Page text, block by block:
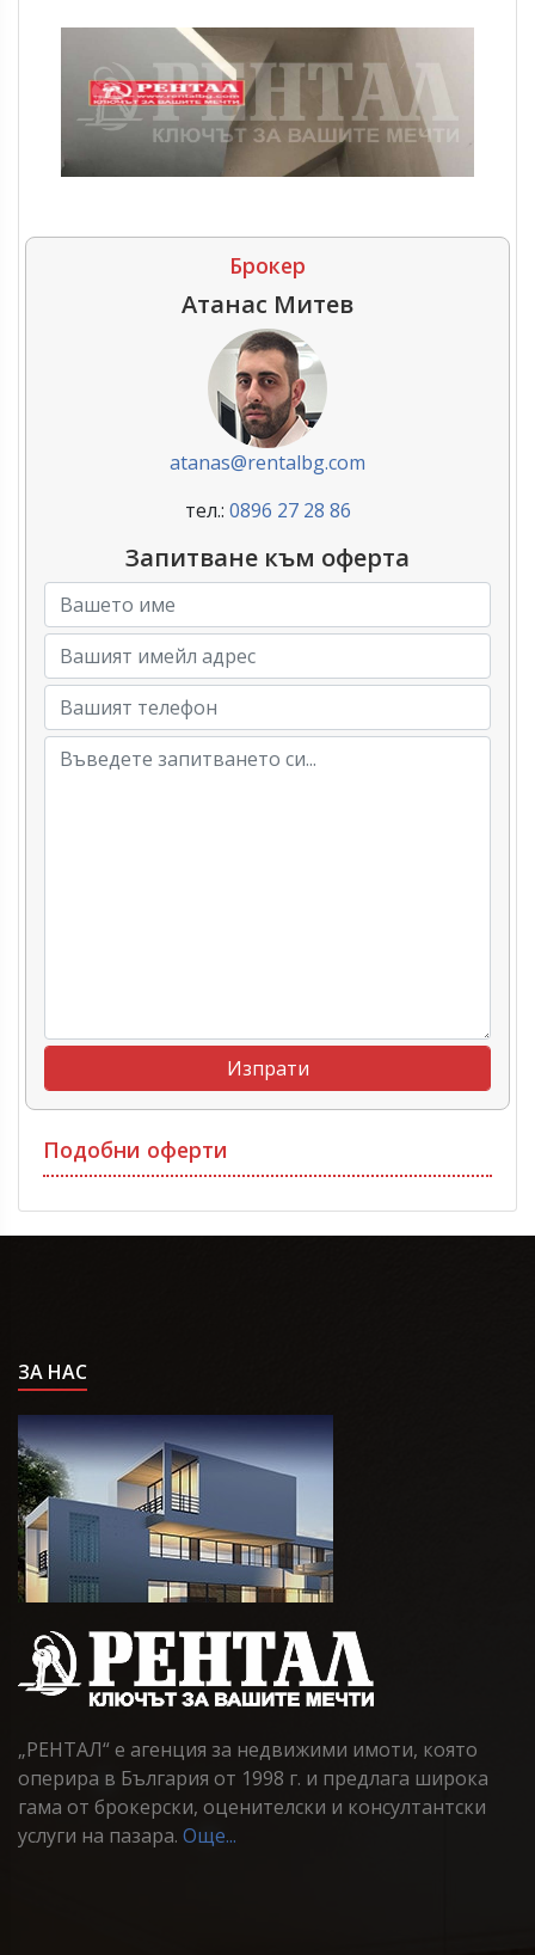
Брокер
Атанас Митев
atanas@rentalbg.com
тел.: 0896 27 28 86
Запитване към оферта
Подобни оферти
ЗА НАС
„РЕНТАЛ“ е агенция за недвижими имоти, която
оперира в България от 1998 г. и предлага широка
гама от брокерски, оценителски и консултантски
услуги на пазара. Още...